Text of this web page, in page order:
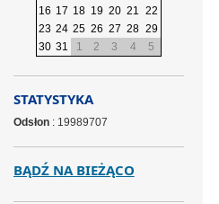
16 17 18 19 20 21 22
23 24 25 26 27 28 29
30 31 1 2 3 4 5
STATYSTYKA
Odsłon: 19989707
BĄDŹ NA BIEŻĄCO